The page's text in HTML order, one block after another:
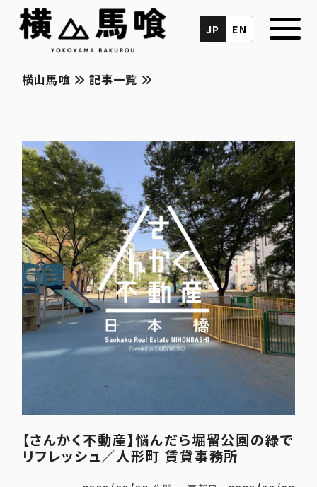
JP EN
横山馬喰 記事一覧
【さんかく不動産】悩んだら堀留公園の緑で
リフレッシュ／人形町 賃貸事務所